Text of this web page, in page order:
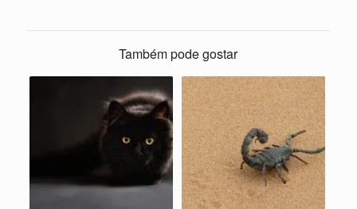
Também pode gostar